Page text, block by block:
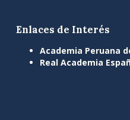
Enlaces de Interés
Academia Peruana
Real Academia